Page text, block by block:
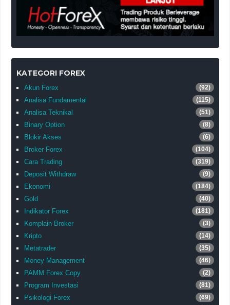
KATEGORI FOREX
Akun Forex (92)
Analisa Fundamental (115)
Analisa Teknikal (51)
Binary Option (8)
Blokir Akses (6)
Broker Forex (104)
Cara Trading (319)
Deposit Withdraw (9)
Ekonomi (184)
Gold (40)
Indikator Forex (181)
Komplain Broker (3)
Kripto (14)
Metatrader (35)
Money Management (46)
PAMM Forex Copy (2)
Program Investasi (81)
Psikologi Forex (69)